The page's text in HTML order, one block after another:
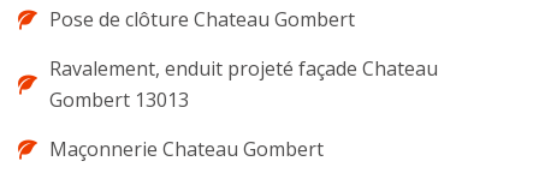
Pose de clôture Chateau Gombert
Ravalement, enduit projeté façade Chateau
Gombert 13013
Maçonnerie Chateau Gombert